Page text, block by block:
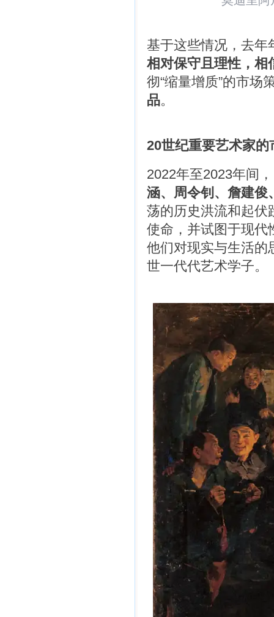
基于这些情况，去年
相对保守且理性，相
彻“缩量增质”的市场
品。
20世纪重要艺术家
2022年至2023年间
涵、周令钊、詹建俊
荡的历史洪流和起伏
使命，并试图于现代
他们对现实与生活的
世一代代艺术学子。